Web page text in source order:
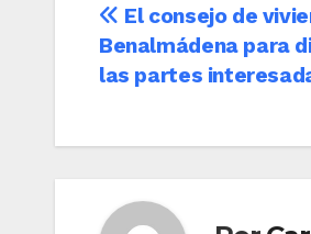
Navegación
de
El consejo de
Benalmádena para
las partes